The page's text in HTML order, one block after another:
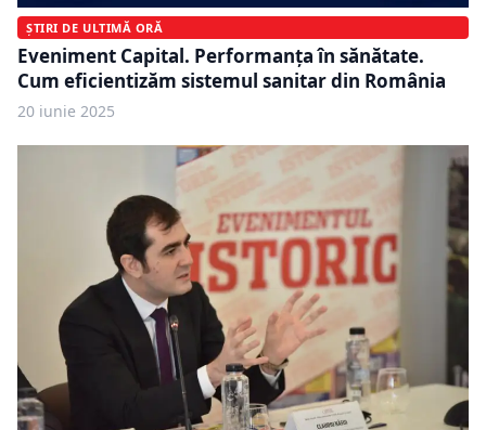
ȘTIRI DE ULTIMĂ ORĂ
Eveniment Capital. Performanța în sănătate.
Cum eficientizăm sistemul sanitar din România
20 iunie 2025